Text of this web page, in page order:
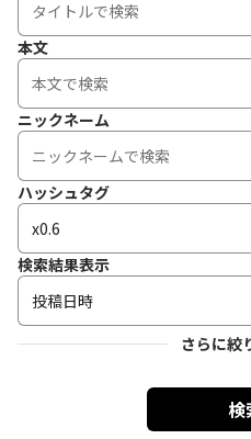
本文
ニックネーム
ハッシュタグ
検索結果表示
投稿日時
さらに絞
検